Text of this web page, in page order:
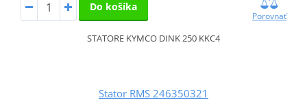
Do košíka
Porovnať
STATORE KYMCO DINK 250 KKC4
Stator RMS 246350321